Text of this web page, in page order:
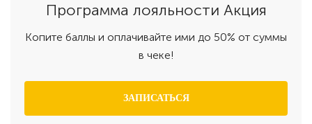
Программа лояльности Акция
Копите баллы и оплачивайте ими до 50% от суммы
в чеке!
ЗАПИСАТЬСЯ